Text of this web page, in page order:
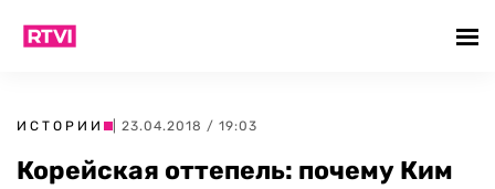
ИСТОРИИ | 23.04.2018 / 19:03
Корейская оттепель: почему Ким